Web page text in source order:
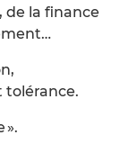
de la finance
tolérance.
».